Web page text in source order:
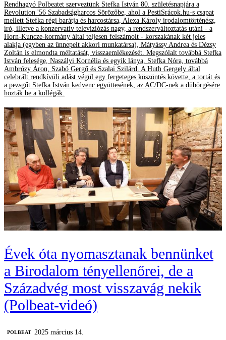
Rendhagyó Polbeatet szerveztünk Stefka István 80. születésnapjára a
Revolution '56 Szabadságharcos Sörözőbe, ahol a PestiSrácok.hu-s csapat
mellett Stefka régi barátja és harcostársa, Alexa Károly irodalomtörténész,
író, illetve a konzervatív televíziózás nagy, a rendszerváltoztatás utáni - a
Horn-Kuncze-kormány által teljesen felszámolt - korszakának két jeles
alakja (egyben az ünnepelt akkori munkatársa), Mátyássy Andrea és Dézsy
Zoltán is elmondta méltatását, visszaemlékezését. Megszólalt továbbá Stefka
István felesége, Naszályi Kornélia és egyik lánya, Stefka Nóra, továbbá
Ambrózy Áron, Szabó Gergő és Szalai Szilárd. A Huth Gergely által
celebrált rendkívüli adást végül egy fergeteges köszöntés követte, a tortát és
a pezsgőt Stefka István kedvenc együttesének, az AC/DC-nek a dübörgésére
hozták be a kollégák.
Évek óta nyomasztanak bennünket
a Birodalom tényellenőrei, de a
Századvég most visszavág nekik
(Polbeat-videó)
‎POLBEAT
2025 március 14.